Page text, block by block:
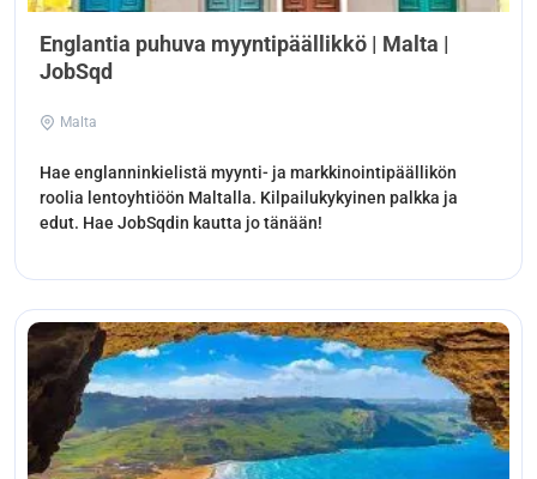
Englantia puhuva myyntipäällikkö | Malta |
JobSqd
Malta
Hae englanninkielistä myynti- ja markkinointipäällikön
roolia lentoyhtiöön Maltalla. Kilpailukykyinen palkka ja
edut. Hae JobSqdin kautta jo tänään!